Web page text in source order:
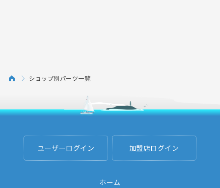
ショップ別パーツ一覧
ユーザーログイン 加盟店ログイン
ホーム